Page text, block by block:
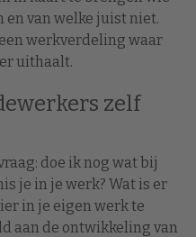
van welke juist niet.
werkverdeling waar
uithaalt.
zelf
doe ik nog wat bij
je in je werk? Wat is er
in je eigen werk te
aan de ontwikkeling van